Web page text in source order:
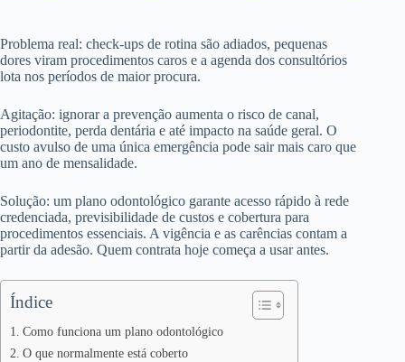
Problema real: check-ups de rotina são adiados, pequenas
dores viram procedimentos caros e a agenda dos consultórios
lota nos períodos de maior procura.
Agitação: ignorar a prevenção aumenta o risco de canal,
periodontite, perda dentária e até impacto na saúde geral. O
custo avulso de uma única emergência pode sair mais caro que
um ano de mensalidade.
Solução: um plano odontológico garante acesso rápido à rede
credenciada, previsibilidade de custos e cobertura para
procedimentos essenciais. A vigência e as carências contam a
partir da adesão. Quem contrata hoje começa a usar antes.
Índice
Como funciona um plano odontológico
O que normalmente está coberto